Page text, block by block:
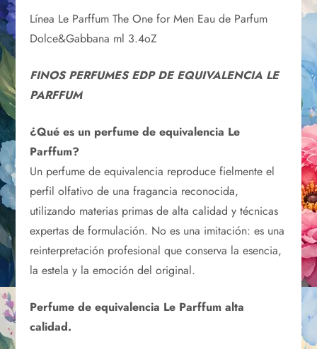
Línea Le Parffum The One for Men Eau de Parfum
Dolce&Gabbana ml 3.4oZ
FINOS PERFUMES EDP DE EQUIVALENCIA LE
PARFFUM
¿Qué es un perfume de equivalencia Le
Parffum?
Un perfume de equivalencia reproduce fielmente el
perfil olfativo de una fragancia reconocida,
utilizando materias primas de alta calidad y técnicas
expertas de formulación. No es una imitación: es una
reinterpretación profesional que conserva la esencia,
la estela y la emoción del original.
Perfume de equivalencia Le Parffum alta
calidad.